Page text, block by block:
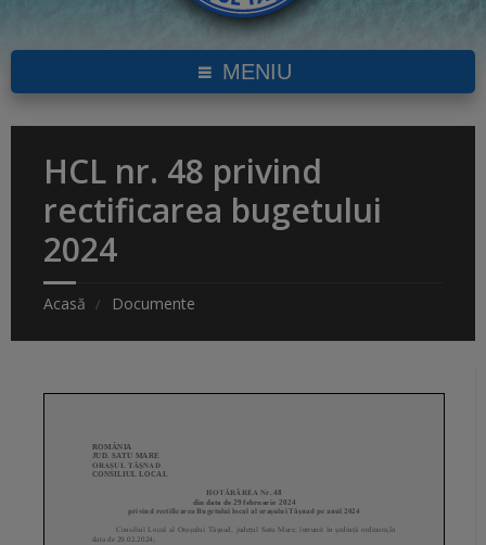
MENIU
HCL nr. 48 privind
rectificarea bugetului
2024
Acasă Documente